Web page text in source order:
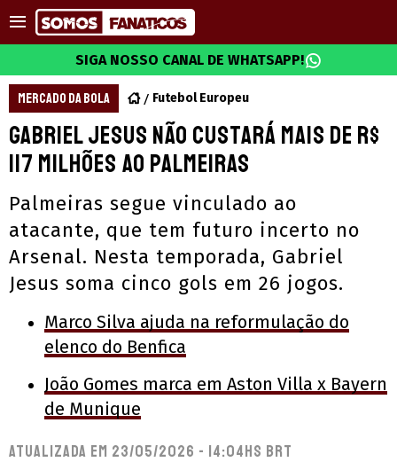
SIGA NOSSO CANAL DE WHATSAPP!
MERCADO DA BOLA Futebol Europeu
Gabriel Jesus não custará mais de R$
117 milhões ao Palmeiras
Palmeiras segue vinculado ao
atacante, que tem futuro incerto no
Arsenal. Nesta temporada, Gabriel
Jesus soma cinco gols em 26 jogos.
Marco Silva ajuda na reformulação do
elenco do Benfica
João Gomes marca em Aston Villa x Bayern
de Munique
Atualizada em 23/05/2026 - 14:04hs BRT